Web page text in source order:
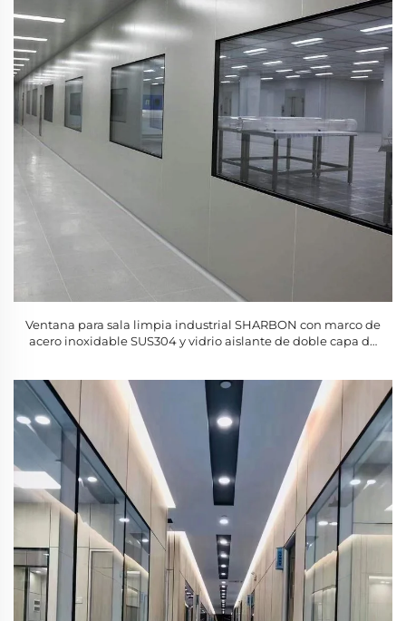
Ventana para sala limpia industrial SHARBON con marco de
acero inoxidable SUS304 y vidrio aislante de doble capa de